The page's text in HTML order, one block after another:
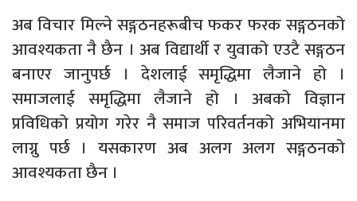
अब विचार मिल्ने सङ्गठनहरूबीच फकर फरक सङ्गठनको
आवश्यकता नै छैन । अब विद्यार्थी र युवाको एउटै सङ्गठन
बनाएर जानुपर्छ । देशलाई समृद्धिमा लैजाने हो ।
समाजलाई समृद्धिमा लैजाने हो । अबको विज्ञान
प्रविधिको प्रयोग गरेर नै समाज परिवर्तनको अभियानमा
लाग्नु पर्छ । यसकारण अब अलग अलग सङ्गठनको
आवश्यकता छैन ।